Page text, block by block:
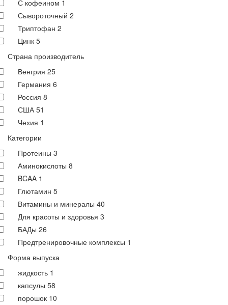
С кофеином 1
Сывороточный 2
Триптофан 2
Цинк 5
Страна производитель
Венгрия 25
Германия 6
Россия 8
США51
Чехия 1
Категории
Протеины 3
Аминокислоты 8
BCAA 1
Глютамин 5
Витамины и минералы 40
Для красоты и здоровья 3
БАДы 26
Предтренировочные комплексы 1
Форма выпуска
жидкость 1
капсулы 58
порошок 10